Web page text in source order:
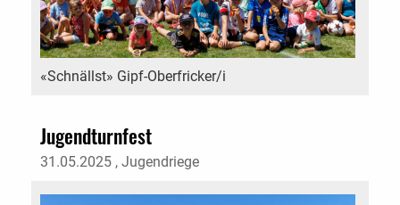
«Schnällst» Gipf-Oberfricker/i
Jugendturnfest
31.05.2025 , Jugendriege